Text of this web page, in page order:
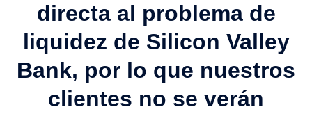
directa al problema de
liquidez de Silicon Valley
Bank, por lo que nuestros
clientes no se verán